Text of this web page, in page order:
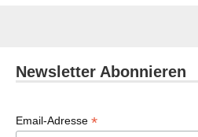
Newsletter Abonnieren
Email-Adresse *